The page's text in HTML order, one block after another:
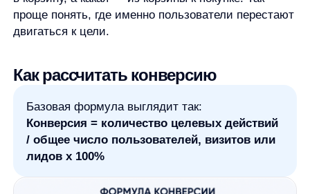
числитель. Здесь считается действие,
выбранное как цель: заявки, покупки,
регистрации, клики, добавления в корзину.
что именно вы измеряете. Если нужно
знаменателем могут быть посетители сайта.
Если вы считаете конверсию лидов в продажу,
знаменателем будут лиды. Если анализируете
рекламную кампанию, знаменателем могут
быть клики или другие рекламные
Знаменатель должен соответствовать цели. Нельзя